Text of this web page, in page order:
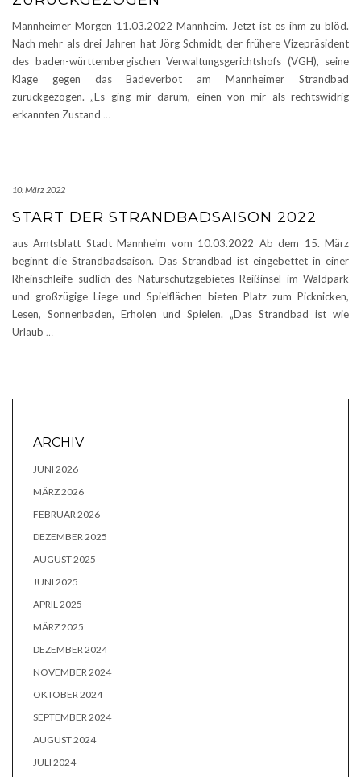
Mannheimer Morgen 11.03.2022 Mannheim. Jetzt ist es ihm zu blöd.
Nach mehr als drei Jahren hat Jörg Schmidt, der frühere Vizepräsident
des baden-württembergischen Verwaltungsgerichtshofs (VGH), seine
Klage gegen das Badeverbot am Mannheimer Strandbad
zurückgezogen. „Es ging mir darum, einen von mir als rechtswidrig
erkannten Zustand …
10. März 2022
START DER STRANDBADSAISON 2022
aus Amtsblatt Stadt Mannheim vom 10.03.2022 Ab dem 15. März
beginnt die Strandbadsaison. Das Strandbad ist eingebettet in einer
Rheinschleife südlich des Naturschutzgebietes Reißinsel im Waldpark
und großzügige Liege und Spielflächen bieten Platz zum Picknicken,
Lesen, Sonnenbaden, Erholen und Spielen. „Das Strandbad ist wie
Urlaub …
ARCHIV
JUNI 2026
MÄRZ 2026
FEBRUAR 2026
DEZEMBER 2025
AUGUST 2025
JUNI 2025
APRIL 2025
MÄRZ 2025
DEZEMBER 2024
NOVEMBER 2024
OKTOBER 2024
SEPTEMBER 2024
AUGUST 2024
JULI 2024